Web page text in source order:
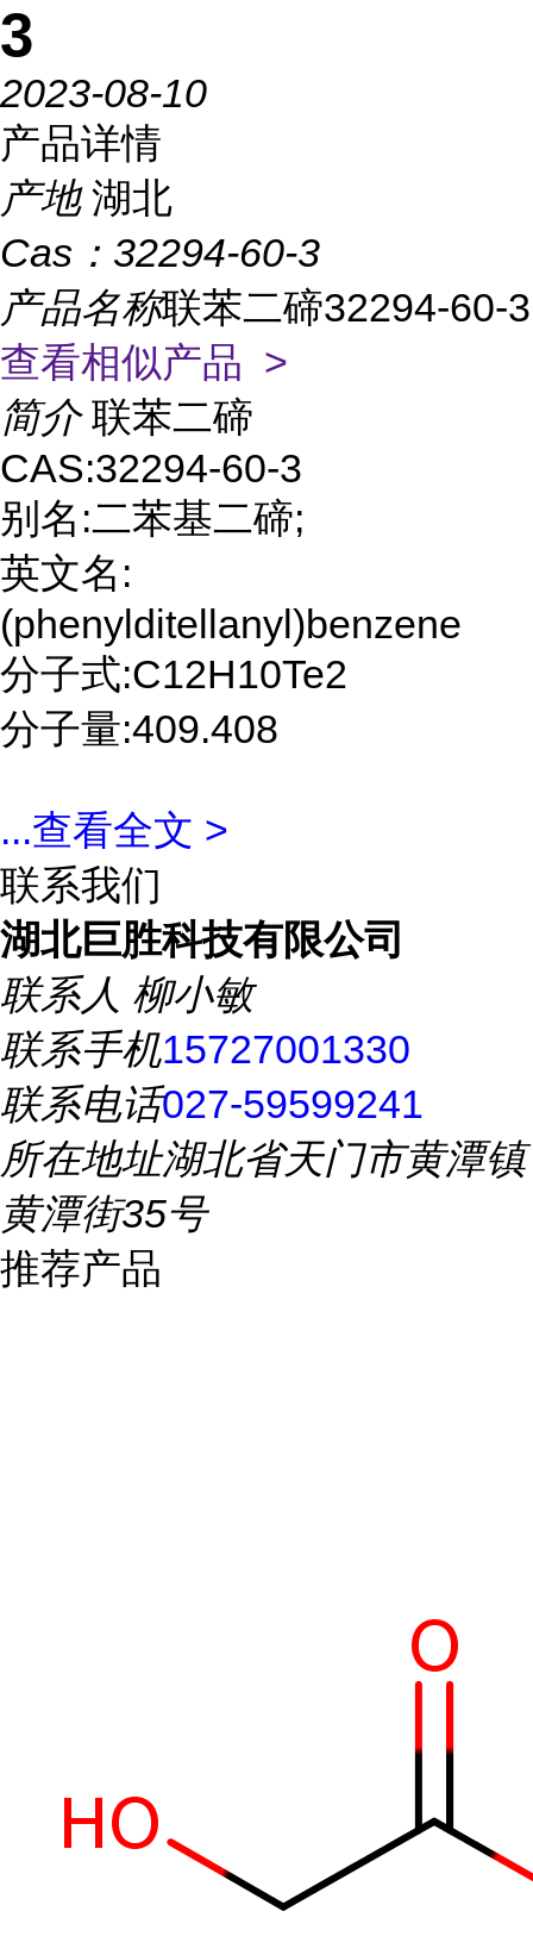
3
2023-08-10
产品详情
产地 湖北
Cas： 32294-60-3
产品名称联苯二碲32294-60-3
查看相似产品 >
简介 联苯二碲
CAS:32294-60-3
别名:二苯基二碲;
英文名:
(phenylditellanyl)benzene
分子式:C12H10Te2
分子量:409.408
...查看全文 >
联系我们
湖北巨胜科技有限公司
联系人 柳小敏
联系手机15727001330
联系电话027-59599241
所在地址湖北省天门市黄潭镇
黄潭街35号
推荐产品